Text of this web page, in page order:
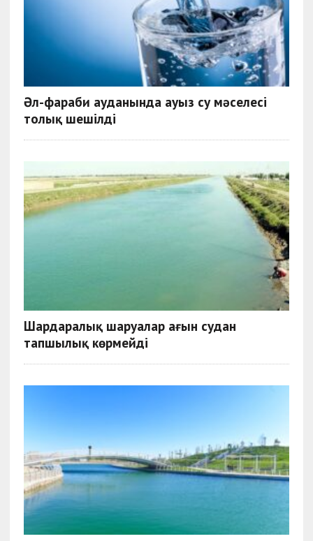
Әл-фараби ауданында ауыз су мәселесі
толық шешілді
Шардаралық шаруалар ағын судан
тапшылық көрмейді